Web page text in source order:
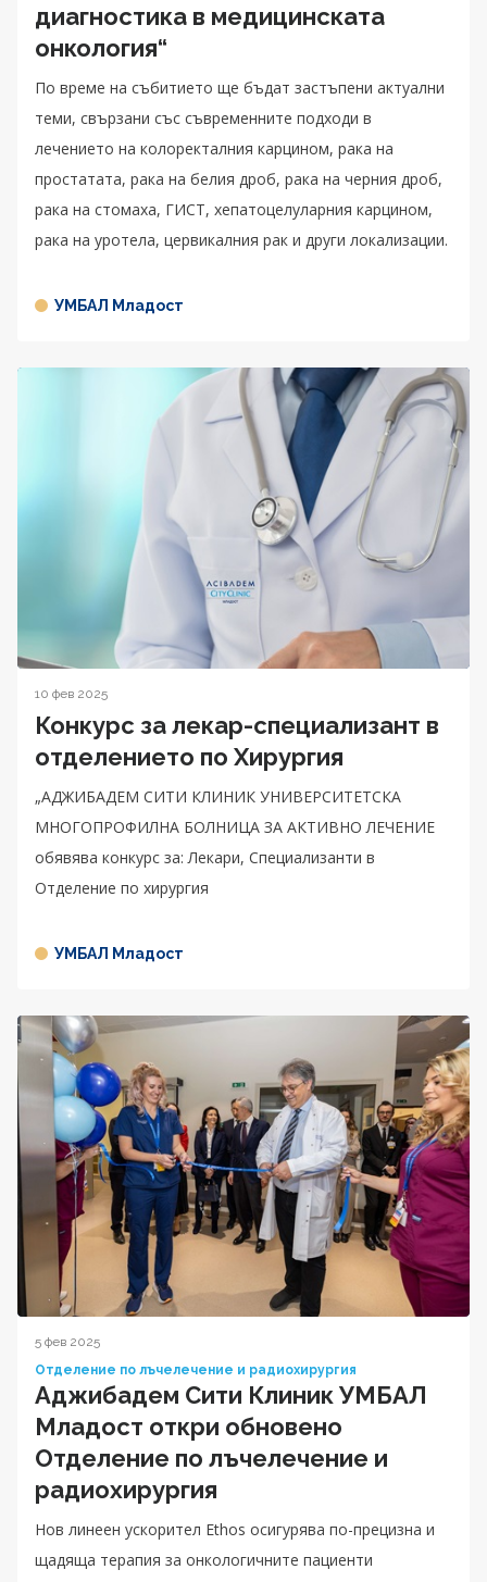
диагностика в медицинската
онкология“
По време на събитието ще бъдат застъпени актуални
теми, свързани със съвременните подходи в
лечението на колоректалния карцином, рака на
простатата, рака на белия дроб, рака на черния дроб,
рака на стомаха, ГИСТ, хепатоцелуларния карцином,
рака на уротела, цервикалния рак и други локализации.
УМБАЛ Младост
10 фев 2025
Конкурс за лекар-специализант в
отделението по Хирургия
„АДЖИБАДЕМ СИТИ КЛИНИК УНИВЕРСИТЕТСКА
МНОГОПРОФИЛНА БОЛНИЦА ЗА АКТИВНО ЛЕЧЕНИЕ
обявява конкурс за: Лекари, Специализанти в
Отделение по хирургия
УМБАЛ Младост
5 фев 2025
Отделение по лъчелечение и радиохирургия
Аджибадем Сити Клиник УМБАЛ
Младост откри обновено
Отделение по лъчелечение и
радиохирургия
Нов линеен ускорител Ethos осигурява по-прецизна и
щадяща терапия за онкологичните пациенти